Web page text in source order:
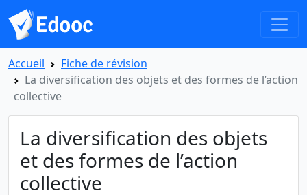
Accueil
Fiche de révision
La diversification des objets et des formes de l’action
collective
La diversification des objets
et des formes de l’action
collective